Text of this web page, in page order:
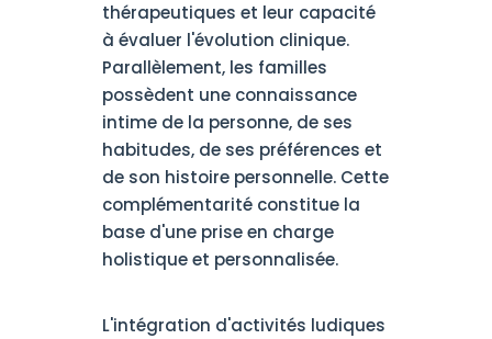
thérapeutiques et leur capacité
à évaluer l'évolution clinique.
Parallèlement, les familles
possèdent une connaissance
intime de la personne, de ses
habitudes, de ses préférences et
de son histoire personnelle. Cette
complémentarité constitue la
base d'une prise en charge
holistique et personnalisée.
L'intégration d'activités ludiques